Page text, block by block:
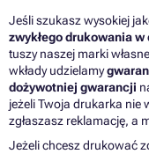
Jeśli szukasz wysokiej
zwykłego drukowania
tuszy naszej marki
wkłady udzielamy
dożywotniej gwarancji
jeżeli Twoja drukarka nie
zgłaszasz reklamację, a
Jeżeli chcesz drukować